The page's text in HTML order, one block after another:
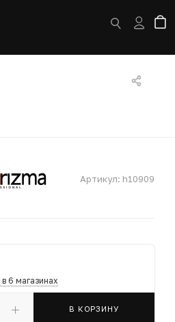
Артикул: h10909
в 6 магазинах
В КОРЗИНУ